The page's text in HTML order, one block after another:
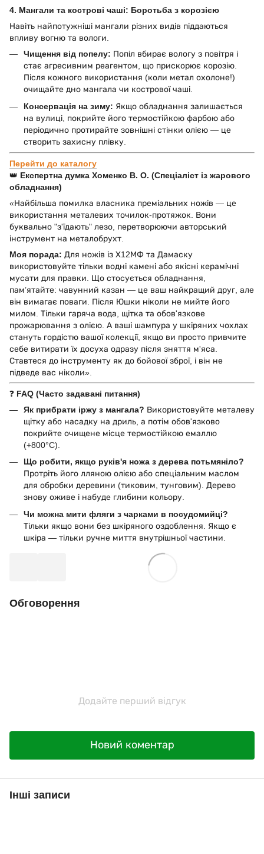
4. Мангали та кострові чаші: Боротьба з корозією
Навіть найпотужніші мангали різних видів піддаються
впливу вогню та вологи.
Чищення від попелу: Попіл вбирає вологу з повітря і
стає агресивним реагентом, що прискорює корозію.
Після кожного використання (коли метал охолоне!)
очищайте дно мангала чи кострової чаші.
Консервація на зиму: Якщо обладнання залишається
на вулиці, покрийте його термостійкою фарбою або
періодично протирайте зовнішні стінки олією — це
створить захисну плівку.
Перейти до каталогу
👑 Експертна думка Хоменко В. О. (Спеціаліст із жарового
обладнання)
«Найбільша помилка власника преміальних ножів — це
використання металевих точилок-протяжок. Вони
буквально "з'їдають" лезо, перетворюючи авторський
інструмент на металобрухт.
Моя порада: Для ножів із Х12МФ та Дамаску
використовуйте тільки водні камені або якісні керамічні
мусати для правки. Що стосується обладнання,
пам’ятайте: чавунний казан — це ваш найкращий друг, але
він вимагає поваги. Після Юшки ніколи не мийте його
милом. Тільки гаряча вода, щітка та обов'язкове
прожарювання з олією. А ваші шампура у шкіряних чохлах
стануть гордістю вашої колекції, якщо ви просто привчите
себе витирати їх досуха одразу після зняття м'яса.
Ставтеся до інструменту як до бойової зброї, і він не
підведе вас ніколи».
❓ FAQ (Часто задавані питання)
Як прибрати іржу з мангала? Використовуйте металеву
щітку або насадку на дриль, а потім обов'язково
покрийте очищене місце термостійкою емаллю
(+800°C).
Що робити, якщо руків'я ножа з дерева потьмяніло?
Протріть його лляною олією або спеціальним маслом
для обробки деревини (тиковим, тунговим). Дерево
знову оживе і набуде глибини кольору.
Чи можна мити фляги з чарками в посудомийці?
Тільки якщо вони без шкіряного оздоблення. Якщо є
шкіра — тільки ручне миття внутрішньої частини.
Обговорення
Додайте перший відгук
Новий коментар
Інші записи